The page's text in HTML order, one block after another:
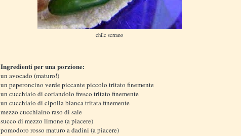
chile serrano
Ingredienti per una porzione:
un avocado (maturo!)
un peperoncino verde piccante piccolo tritato finemente
un cucchiaio di coriandolo fresco tritato finemente
un cucchiaio di cipolla bianca tritata finemente
mezzo cucchiaino raso di sale
succo di mezzo limone (a piacere)
pomodoro rosso maturo a dadini (a piacere)